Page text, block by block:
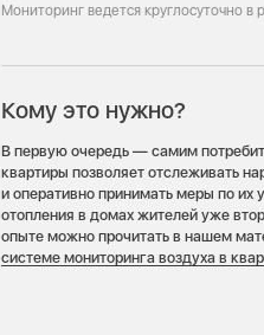
Мониторинг ведется круглосуточно
Кому это нужно?
В первую очередь — самим
квартиры позволяет отслеживать
и оперативно принимать меры по их
отопления в домах жителей уже
опыте можно прочитать в нашем
системе мониторинга воздуха в